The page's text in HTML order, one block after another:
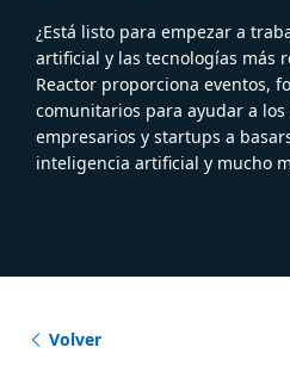
¿Está listo para empezar a
artificial y las tecnologías más
Reactor proporciona eventos,
comunitarios para ayudar a
empresarios y startups a
inteligencia artificial y mucho
Volver